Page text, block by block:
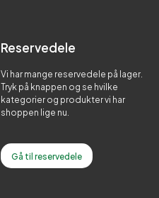
Reservedele
Vi har mange reservedele på lager.
Tryk på knappen og se hvilke
kategorier og produkter vi har
shoppen lige nu.
Gå til reservedele